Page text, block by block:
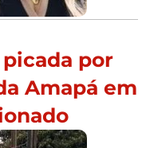
picada por
Amapá em